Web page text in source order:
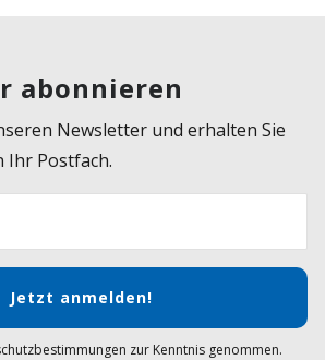
abonnieren
Newsletter und erhalten Sie
Ihr Postfach.
Jetzt anmelden!
zur Kenntnis genommen.